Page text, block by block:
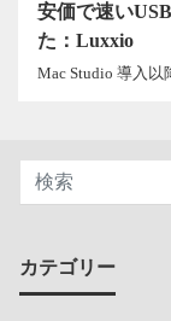
安価で速い
た：Luxxio
Mac Studio 導入以
カテゴリー